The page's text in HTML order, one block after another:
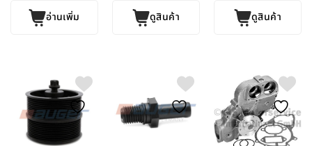
อ่านเพิ่ม ดูสินค้า ดูสินค้า